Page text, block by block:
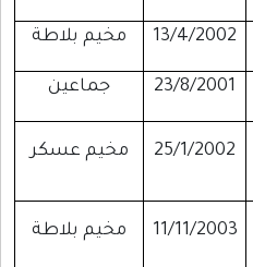
13/4/2002 مخيم بلاطة
23/8/2001 جماعين
25/1/2002 مخيم عسكر
11/11/2003 مخيم بلاطة